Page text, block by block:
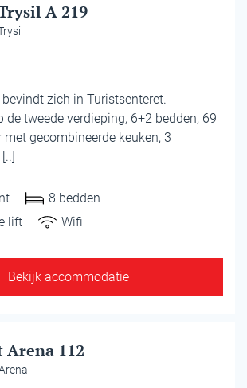
A 219
bevindt zich in Turistsenteret.
de tweede verdieping, 6+2 bedden, 69
met gecombineerde keuken, 3
8 bedden
lift
Wifi
Bekijk accommodatie
112